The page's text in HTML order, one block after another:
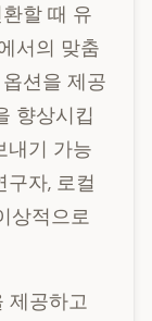
할 때 유
서의 맞춤
옵션을 제공
향상시킵
내기 가능
자, 로컬
상적으로
제공하고